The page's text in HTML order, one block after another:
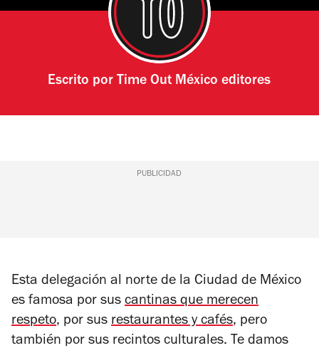
Escrito por Time Out México editores
PUBLICIDAD
Esta delegación al norte de la Ciudad de México
es famosa por sus cantinas que merecen
respeto, por sus restaurantes y cafés, pero
también por sus recintos culturales. Te damos